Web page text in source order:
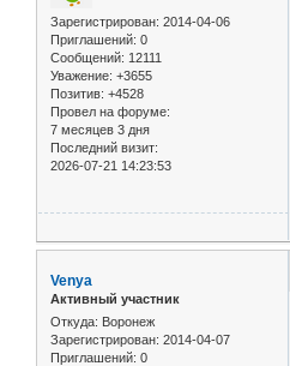
Зарегистрирован: 2014-04-06
Приглашений: 0
Сообщений: 12111
Уважение: +3655
Позитив: +4528
Провел на форуме:
7 месяцев 3 дня
Последний визит:
2026-07-21 14:23:53
Venya
Активный участник
Откуда: Воронеж
Зарегистрирован: 2014-04-07
Приглашений: 0